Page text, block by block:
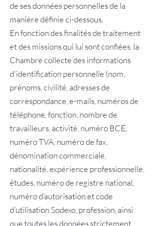
de ses données personnelles de la
manière définie ci-dessous.
En fonction des finalités de traitement
et des missions qui lui sont confiées, la
Chambre collecte des informations
d'identification personnelle (nom,
prénoms, civilité, adresses de
correspondance, e-mails, numéros de
téléphone, fonction, nombre de
travailleurs, activité, numéro BCE,
numéro TVA, numéro de fax,
dénomination commerciale,
nationalité, expérience professionnelle,
études, numéro de registre national,
numéro d’autorisation et code
d’utilisation Sodexo, profession, ainsi
que toutes les données strictement